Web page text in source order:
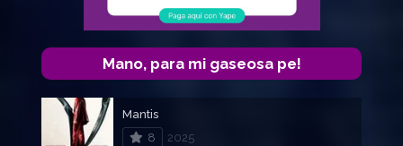
Mano, para mi gaseosa pe!
Mantis
8
2025